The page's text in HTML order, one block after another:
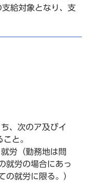
給対象となり、支
、次のア及びイ
と。
労（勤務地は問
就労の場合にあっ
の就労に限る。）